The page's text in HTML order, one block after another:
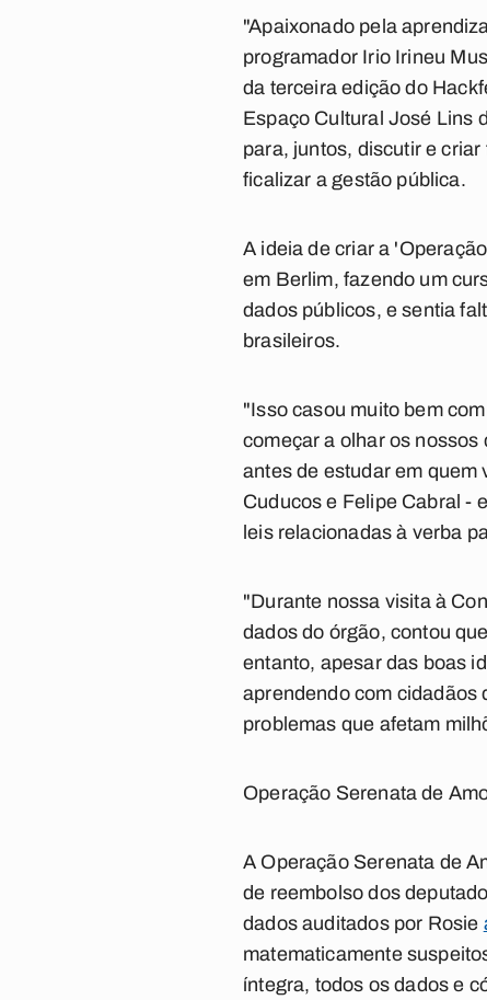
"Apaixonado pela
programador Irio Irineu
da terceira edição do
Espaço Cultural José Lins
para, juntos, discutir e
ficalizar a gestão pública.
A ideia de criar a '
em Berlim, fazendo um
dados públicos, e sentia
brasileiros.
"Isso casou muito bem
começar a olhar os
antes de estudar em quem
Cuducos e Felipe Cabral -
leis relacionadas à verba
"Durante nossa visita à
dados do órgão, contou
entanto, apesar das boas
aprendendo com cidadãos
problemas que afetam
Operação Serenata de
A Operação Serenata de
de reembolso dos
dados auditados por Rosie
matematicamente
íntegra, todos os dados e